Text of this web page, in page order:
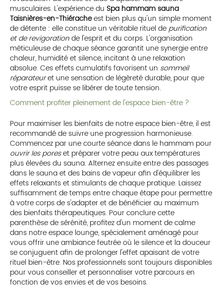
musculaires. L'expérience du Spa hammam sauna
Taisnières-en-Thiéracheest bien plus qu'un simple moment
de détente : elle constitue un véritable rituel de purification
et de revigorationde l'esprit et du corps. L'organisation
méticuleuse de chaque séance garantit une synergie entre
chaleur, humidité et silence, incitant à une relaxation
absolue. Ces effets cumulatifs favorisent un sommeil
réparateuret une sensation de légèreté durable, pour que
votre esprit puisse se libérer de toute tension.
Comment profiter pleinement de l'espace bien-être ?
Pour maximiser les bienfaits de notre espace bien-être, il est
recommandé de suivre une progression harmonieuse.
Commencez par une courte séance dans le hammam pour
ouvrir les poreset préparer votre peau aux températures
plus élevées du sauna. Alternez ensuite entre des passages
dans le sauna et des bains de vapeur afin d'équilibrer les
effets relaxants et stimulants de chaque pratique. Laissez
suffisamment de temps entre chaque étape pour permettre
à votre corps de s'adapter et de bénéficier au maximum
des bienfaits thérapeutiques. Pour conclure cette
parenthèse de sérénité, profitez d'un moment de calme
dans notre espace lounge, spécialement aménagé pour
vous offrir une ambiance feutrée où le silence et la douceur
se conjuguent afin de prolonger l'effet apaisant de votre
rituel bien-être. Nos professionnels sont toujours disponibles
pour vous conseiller et personnaliser votre parcours en
fonction de vos envies et de vos besoins.